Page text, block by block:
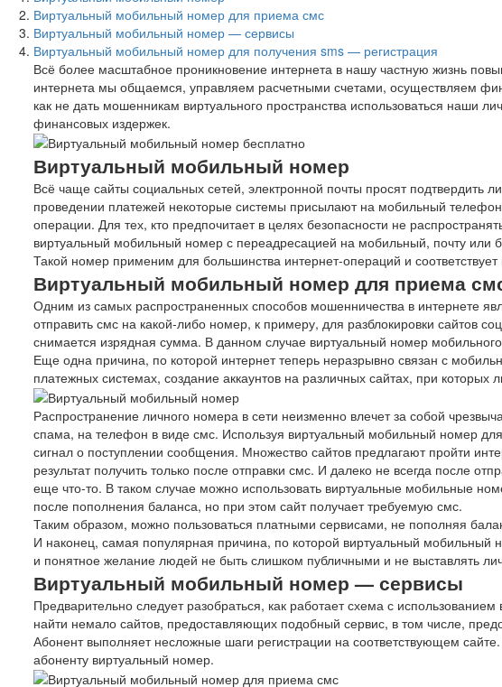
Виртуальный мобильный номер для приема смс
Виртуальный мобильный номер — сервисы
Виртуальный мобильный номер для получения sms — регистрация
Всё более масштабное проникновение интернета в нашу частную жизнь
интернета мы общаемся, управляем расчетными счетами, осуществляем
как не дать мошенникам виртуального пространства использоваться наши
финансовых издержек.
Виртуальный мобильный номер
Всё чаще сайты социальных сетей, электронной почты просят подтвердить
проведении платежей некоторые системы присылают на мобильный
операции. Для тех, кто предпочитает в целях безопасности не
виртуальный мобильный номер с переадресацией на мобильный, почту или
Такой номер применим для большинства интернет-операций и
Виртуальный мобильный номер для приема
Одним из самых распространенных способов мошенничества в интернете
отправить смс на какой-либо номер, к примеру, для разблокировки сайтов
снимается изрядная сумма. В данном случае виртуальный номер
Еще одна причина, по которой интернет теперь неразрывно связан с
платежных системах, создание аккаунтов на различных сайтах, при
Распространение личного номера в сети неизменно влечет за собой
спама, на телефон в виде смс. Используя виртуальный мобильный номер
сигнал о поступлении сообщения. Множество сайтов предлагают пройти
результат получить только после отправки смс. И далеко не всегда после
еще что-то. В таком случае можно использовать виртуальные мобильные
после пополнения баланса, но при этом сайт получает требуемую смс.
Таким образом, можно пользоваться платными сервисами, не пополняя
И наконец, самая популярная причина, по которой виртуальный
и понятное желание людей не быть слишком публичными и не выставлять
Виртуальный мобильный номер — сервисы
Предварительно следует разобраться, как работает схема с
найти немало сайтов, предоставляющих подобный сервис, в том числе,
Абонент выполняет несложные шаги регистрации на соответствующем
абоненту виртуальный номер.